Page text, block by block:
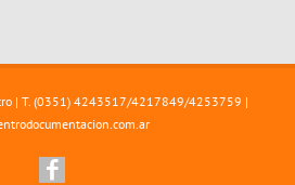
| T. (0351) 4243517/4217849/4253759 |